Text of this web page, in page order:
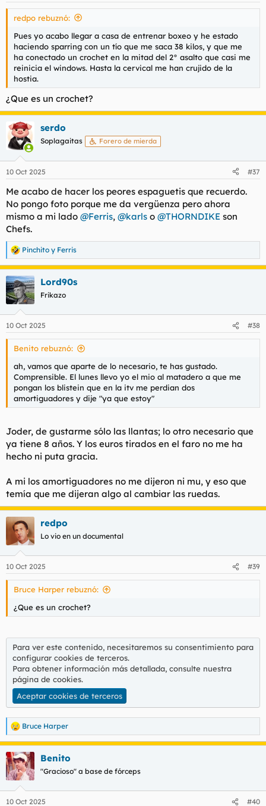
redpo rebuznó:
Pues yo acabo llegar a casa de entrenar boxeo y he estado
haciendo sparring con un tío que me saca 38 kilos, y que me
ha conectado un crochet en la mitad del 2° asalto que casi me
reinicia el windows. Hasta la cervical me han crujido de la
hostia.
¿Que es un crochet?
serdo
Soplagaitas Forero de mierda
10 Oct 2025 #37
Me acabo de hacer los peores espaguetis que recuerdo.
No pongo foto porque me da vergüenza pero ahora
mismo a mi lado @Ferris, @karls o @THORNDIKE son
Chefs.
R
e
a
c
c
i
e
s
Pinchito y Ferris
Lord90s
Frikazo
10 Oct 2025 #38
Benito rebuznó:
ah, vamos que aparte de lo necesario, te has gustado.
Comprensible. El lunes llevo yo el mio al matadero a que me
pongan los blistein que en la itv me perdian dos
amortiguadores y dije "ya que estoy"
Joder, de gustarme sólo las llantas; lo otro necesario que
ya tiene 8 años. Y los euros tirados en el faro no me ha
hecho ni puta gracia.
A mi los amortiguadores no me dijeron ni mu, y eso que
temía que me dijeran algo al cambiar las ruedas.
redpo
Lo vio en un documental
10 Oct 2025 #39
Bruce Harper rebuznó:
¿Que es un crochet?
Para ver este contenido, necesitaremos su consentimiento para
configurar cookies de terceros.
Para obtener información más detallada, consulte nuestra
página de cookies.
Aceptar cookies de terceros
R
e
a
c
c
i
Bruce Harper
Benito
"Gracioso" a base de fórceps
10 Oct 2025 #40